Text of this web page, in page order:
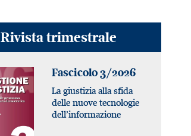
Rivista trimestrale
Fascicolo 3/2026
La giustizia alla sfida
delle nuove tecnologie
dell’informazione